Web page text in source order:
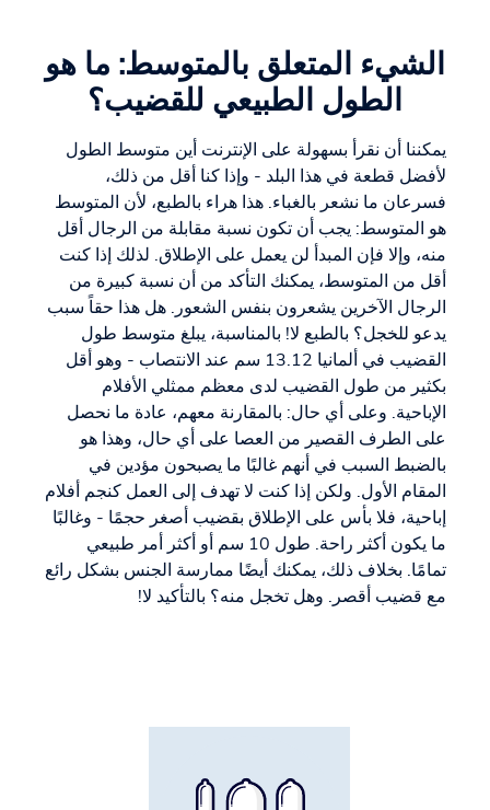
الشيء المتعلق بالمتوسط: ما هو
الطول الطبيعي للقضيب؟
يمكننا أن نقرأ بسهولة على الإنترنت أين متوسط الطول
لأفضل قطعة في هذا البلد - وإذا كنا أقل من ذلك،
فسرعان ما نشعر بالغباء. هذا هراء بالطبع، لأن المتوسط
هو المتوسط: يجب أن تكون نسبة مقابلة من الرجال أقل
منه، وإلا فإن المبدأ لن يعمل على الإطلاق. لذلك إذا كنت
أقل من المتوسط، يمكنك التأكد من أن نسبة كبيرة من
الرجال الآخرين يشعرون بنفس الشعور. هل هذا حقاً سبب
يدعو للخجل؟ بالطبع لا! بالمناسبة، يبلغ متوسط طول
القضيب في ألمانيا 13.12 سم عند الانتصاب - وهو أقل
بكثير من طول القضيب لدى معظم ممثلي الأفلام
الإباحية. وعلى أي حال: بالمقارنة معهم، عادة ما نحصل
على الطرف القصير من العصا على أي حال، وهذا هو
بالضبط السبب في أنهم غالبًا ما يصبحون مؤدين في
المقام الأول. ولكن إذا كنت لا تهدف إلى العمل كنجم أفلام
إباحية، فلا بأس على الإطلاق بقضيب أصغر حجمًا - وغالبًا
ما يكون أكثر راحة. طول 10 سم أو أكثر أمر طبيعي
تمامًا. بخلاف ذلك، يمكنك أيضًا ممارسة الجنس بشكل رائع
مع قضيب أقصر. وهل تخجل منه؟ بالتأكيد لا!